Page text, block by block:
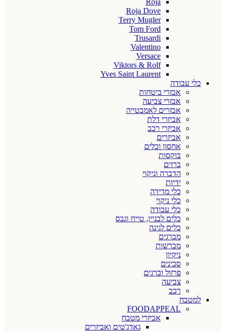
Roja
Roja Dove
Terry Mugler
Tom Ford
Trusardi
Valentino
Versace
Viktors & Rolf
Yves Saint Laurent
כלי עבודה
אבזרי ביטחות
אבזרי צביעה
אבזרים לאמבטייה
אביזרי דלת
אביזרי רכב
אביזרים
אחסון וכלים
בוקסות
ברזים
הדברה וניקוי
ידיות
כלי מדידה
כלי ניקוי
כלי עבודה
כלים לבניין, טייח וגבס
כלים לגינה
מברגים
מברשות
ניקיון
סכינים
פרזול וברגים
צביעה
רכב
למטבח
FOODAPPEAL
אביזרי מטבח
גאדג'טים ואביזרים